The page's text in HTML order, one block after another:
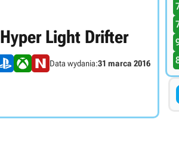
Hyper Light Drifter
Data wydania:31 marca 2016